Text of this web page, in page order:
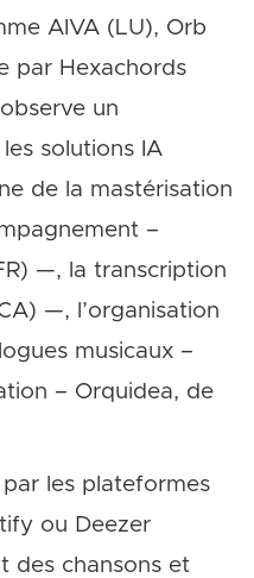
AIVA (LU), Orb
par Hexachords
un
solutions IA
de la mastérisation
–
—, la transcription
—, l’organisation
musicaux –
– Orquidea, de
par les plateformes
ou Deezer
des chansons et